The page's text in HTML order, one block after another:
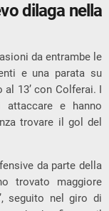
dilaga nella
da entrambe le
e una parata su
13’ con Colferai. I
attaccare e hanno
trovare il gol del
da parte della
trovato maggiore
seguito nel giro di